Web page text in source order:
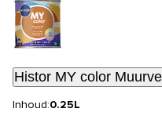
Histor MY color
Inhoud:0.25L